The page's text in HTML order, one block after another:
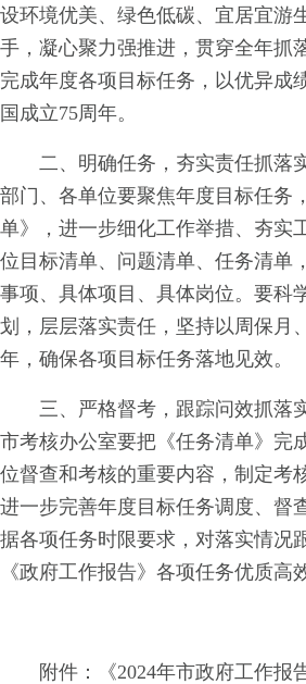
设环境优美、绿色低碳、宜居宜游
手，凝心聚力强推进，贯穿全年抓
完成年度各项目标任务，以优异成
国成立75周年。
二、明确任务，夯实责任抓落
部门、各单位要聚焦年度目标任务
单》，进一步细化工作举措、夯实
位目标清单、问题清单、任务清单
事项、具体项目、具体岗位。要科
划，层层落实责任，坚持以周保月
年，确保各项目标任务落地见效。
三、严格督考，跟踪问效抓落
市考核办公室要把《任务清单》完
位督查和考核的重要内容，制定考
进一步完善年度目标任务调度、督
据各项任务时限要求，对落实情况
《政府工作报告》各项任务优质高
附件：《2024年市政府工作报